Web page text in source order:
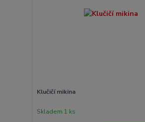
Klučičí mikina
Skladem 1 ks